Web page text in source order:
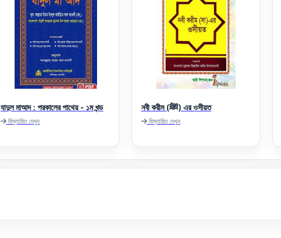
যাদুল মাআদ : পরকালের পাথেয় - ১ম খন্ড
বিস্তারিত দেখুন
নবী করীম (ﷺ) এর ওসীয়ত
বিস্তারিত দেখুন